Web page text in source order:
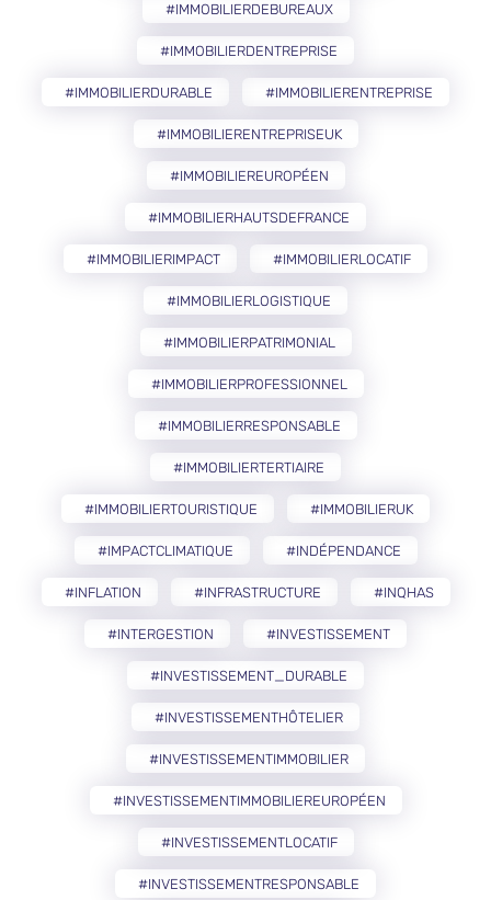
#IMMOBILIERDEBUREAUX
#IMMOBILIERDENTREPRISE
#IMMOBILIERDURABLE #IMMOBILIERENTREPRISE
#IMMOBILIERENTREPRISEUK
#IMMOBILIEREUROPÉEN
#IMMOBILIERHAUTSDEFRANCE
#IMMOBILIERIMPACT #IMMOBILIERLOCATIF
#IMMOBILIERLOGISTIQUE
#IMMOBILIERPATRIMONIAL
#IMMOBILIERPROFESSIONNEL
#IMMOBILIERRESPONSABLE
#IMMOBILIERTERTIAIRE
#IMMOBILIERTOURISTIQUE #IMMOBILIERUK
#IMPACTCLIMATIQUE #INDÉPENDANCE
#INFLATION #INFRASTRUCTURE #INQHAS
#INTERGESTION #INVESTISSEMENT
#INVESTISSEMENT_DURABLE
#INVESTISSEMENTHÔTELIER
#INVESTISSEMENTIMMOBILIER
#INVESTISSEMENTIMMOBILIEREUROPÉEN
#INVESTISSEMENTLOCATIF
#INVESTISSEMENTRESPONSABLE